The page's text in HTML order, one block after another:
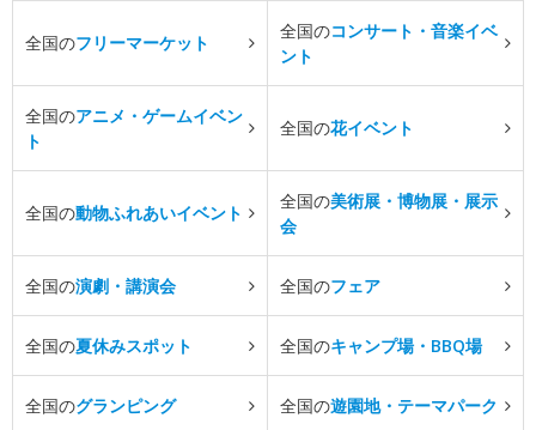
全国のフリーマーケット
全国のコンサート・音楽イベ
ント
全国のアニメ・ゲームイベン
ト
全国の花イベント
全国の動物ふれあいイベント
全国の美術展・博物展・展示
会
全国の演劇・講演会 全国のフェア
全国の夏休みスポット 全国のキャンプ場・BBQ場
全国のグランピング 全国の遊園地・テーマパーク